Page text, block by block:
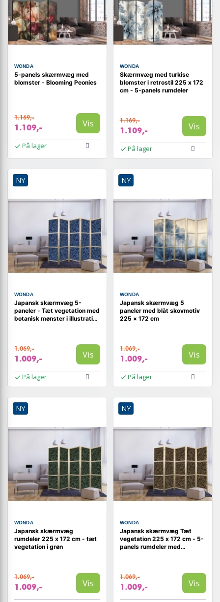
WONDA
5-panels skærmvæg med
blomster - Blooming Peonies
1.169,-
1.109,- Vis
På lager
WONDA
Skærmvæg med turkise
blomster i retrostil 225 x 172
cm - 5-panels rumdeler
1.169,-
1.109,- Vis
På lager
NY
WONDA
Japansk skærmvæg 5-
paneler - Tæt vegetation med
botanisk mønster i illustrativ
1.069,-
1.009,- Vis
På lager
NY
WONDA
Japansk skærmvæg 5
paneler med blåt skovmotiv
225 × 172 cm
1.069,-
1.009,- Vis
På lager
NY
WONDA
Japansk skærmvæg
rumdeler 225 x 172 cm - tæt
vegetation i grøn
1.069,-
1.009,- Vis
NY
WONDA
Japansk skærmvæg Tæt
vegetation 225 x 172 cm - 5-
panels rumdeler med
1.069,-
1.009,- Vis